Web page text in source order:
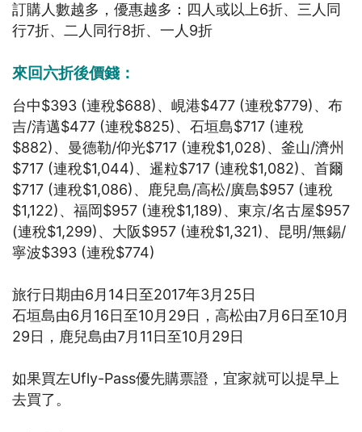
訂購人數越多，優惠越多：四人或以上6折、三人同
行7折、二人同行8折、一人9折
來回六折後價錢：
台中$393 (連稅$688)、峴港$477 (連稅$779)、布
吉/清邁$477 (連稅$825)、石垣島$717 (連稅
$882)、曼德勒/仰光$717 (連稅$1,028)、釜山/濟州
$717 (連稅$1,044)、暹粒$717 (連稅$1,082)、首爾
$717 (連稅$1,086)、鹿兒島/高松/廣島$957 (連稅
$1,122)、福岡$957 (連稅$1,189)、東京/名古屋$957
(連稅$1,299)、大阪$957 (連稅$1,321)、昆明/無錫/
寧波$393 (連稅$774)
旅行日期由6月14日至2017年3月25日
石垣島由6月16日至10月29日，高松由7月6日至10月
29日，鹿兒島由7月11日至10月29日
如果買左Ufly-Pass優先購票證，宜家就可以提早上
去買了。